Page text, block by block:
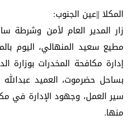
المكلا ||عين الجنوب:
زار المدير العام لأمن وشرطة
مطيع سعيد المنهالي، اليوم
إدارة مكافحة المخدرات بوزارة
بساحل حضرموت، العميد
سير العمل، وجهود الإدارة في
منها.